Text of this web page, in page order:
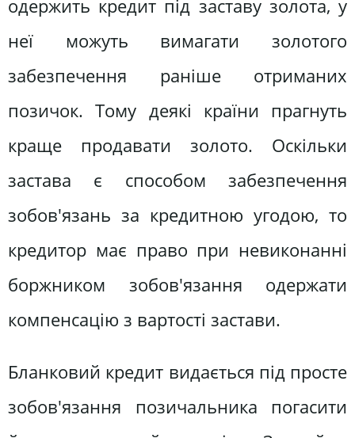
одержить кредит під заставу золота, у
неї можуть вимагати золотого
забезпечення раніше отриманих
позичок. Тому деякі країни прагнуть
краще продавати золото. Оскільки
застава є способом забезпечення
зобов'язань за кредитною угодою, то
кредитор має право при невиконанні
боржником зобов'язання одержати
компенсацію з вартості застави.
Бланковий кредит видається під просте
зобов'язання позичальника погасити